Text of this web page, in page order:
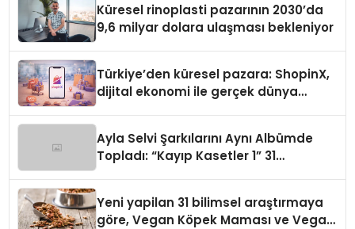
Küresel rinoplasti pazarının 2030’da
9,6 milyar dolara ulaşması bekleniyor
Türkiye’den küresel pazara: ShopinX,
dijital ekonomi ile gerçek dünya
Ayla Selvi Şarkılarını Aynı Albümde
Topladı: “Kayıp Kasetler 1” 31
Yeni yapilan 31 bilimsel araştırmaya
göre, Vegan Köpek Maması ve Vegan